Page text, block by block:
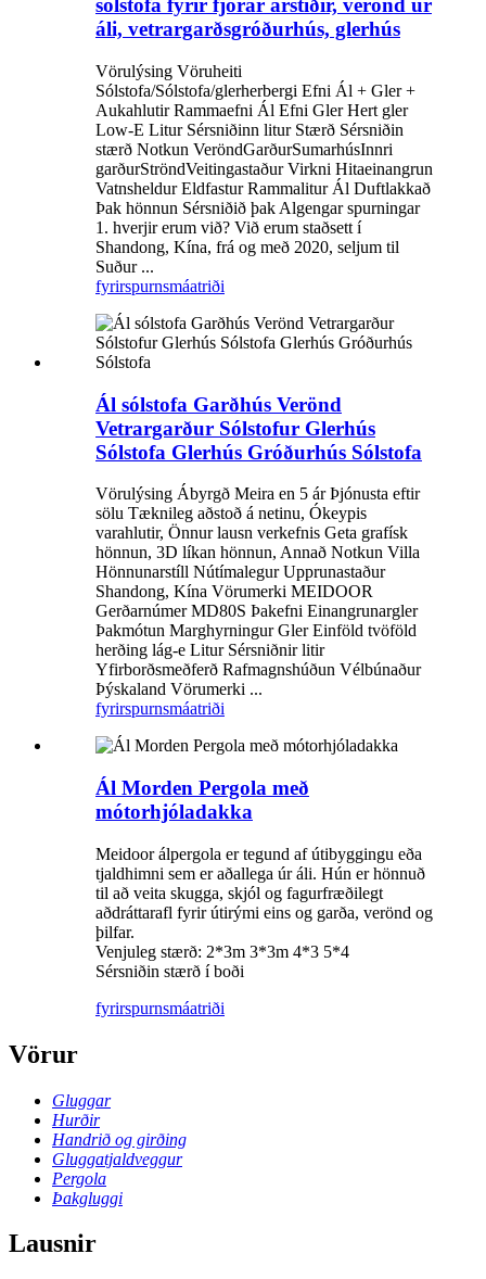
sólstofa fyrir fjórar árstíðir, verönd úr
áli, vetrargarðsgróðurhús, glerhús
Vörulýsing Vöruheiti
Sólstofa/Sólstofa/glerherbergi Efni Ál + Gler +
Aukahlutir Rammaefni Ál Efni Gler Hert gler
Low-E Litur Sérsniðinn litur Stærð Sérsniðin
stærð Notkun VeröndGarðurSumarhúsInnri
garðurStröndVeitingastaður Virkni Hitaeinangrun
Vatnsheldur Eldfastur Rammalitur Ál Duftlakkað
Þak hönnun Sérsniðið þak Algengar spurningar
1. hverjir erum við? Við erum staðsett í
Shandong, Kína, frá og með 2020, seljum til
Suður ...
fyrirspurnsmáatriði
Ál sólstofa Garðhús Verönd
Vetrargarður Sólstofur Glerhús
Sólstofa Glerhús Gróðurhús Sólstofa
Vörulýsing Ábyrgð Meira en 5 ár Þjónusta eftir
sölu Tæknileg aðstoð á netinu, Ókeypis
varahlutir, Önnur lausn verkefnis Geta grafísk
hönnun, 3D líkan hönnun, Annað Notkun Villa
Hönnunarstíll Nútímalegur Upprunastaður
Shandong, Kína Vörumerki MEIDOOR
Gerðarnúmer MD80S Þakefni Einangrunargler
Þakmótun Marghyrningur Gler Einföld tvöföld
herðing lág-e Litur Sérsniðnir litir
Yfirborðsmeðferð Rafmagnshúðun Vélbúnaður
Þýskaland Vörumerki ...
fyrirspurnsmáatriði
Ál Morden Pergola með
mótorhjóladakka
Meidoor álpergola er tegund af útibyggingu eða
tjaldhimni sem er aðallega úr áli. Hún er hönnuð
til að veita skugga, skjól og fagurfræðilegt
aðdráttarafl fyrir útirými eins og garða, verönd og
þilfar.
Venjuleg stærð: 2*3m 3*3m 4*3 5*4
Sérsniðin stærð í boði
fyrirspurnsmáatriði
Vörur
Gluggar
Hurðir
Handrið og girðing
Gluggatjaldveggur
Pergola
Þakgluggi
Lausnir